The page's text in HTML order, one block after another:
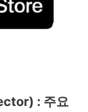
: 주요